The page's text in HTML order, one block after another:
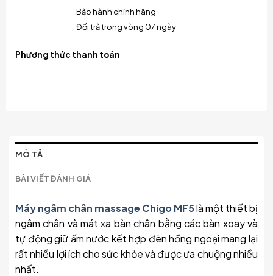
Bảo hành chính hãng
Đổi trả trong vòng 07 ngày
Phương thức thanh toán
MÔ TẢ
BÀI VIẾT ĐÁNH GIÁ
Máy ngâm chân massage Chigo MF5là một thiết bị
ngâm chân và mát xa bàn chân bằng các bàn xoay và
tự động giữ ấm nước kết hợp đèn hồng ngoại mang lại
rất nhiều lợi ích cho sức khỏe và được ưa chuộng nhiều
nhất.